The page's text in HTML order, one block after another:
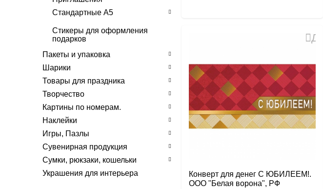
Стандартные А5
День рождения
Поздравляем, Поздравляю
Разное
Ручная работа
Свадьба
Юбилей
Стикеры для оформления
подарков
Пакеты и упаковка
Шарики
Товары для праздника
Творчество
Картины по номерам.
Наклейки
Игры, Пазлы
Сувенирная продукция
Сумки, рюкзаки, кошельки
Украшения для интерьера
Конверт для денег С ЮБИЛЕЕМ!.
ООО "Белая ворона", РФ